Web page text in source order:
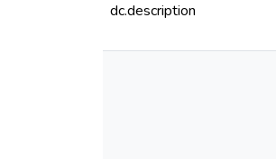
dc.description